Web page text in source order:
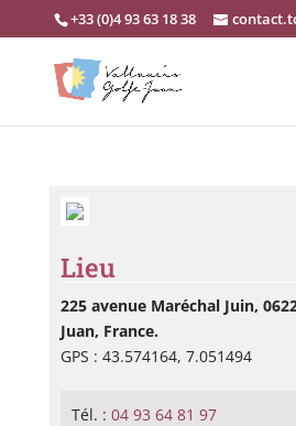
+33 (0)4 93 63 18 38
Lieu
225 avenue Maréchal Juin,
Juan, France.
GPS : 43.574164, 7.051494
Tél. : 04 93 64 81 97